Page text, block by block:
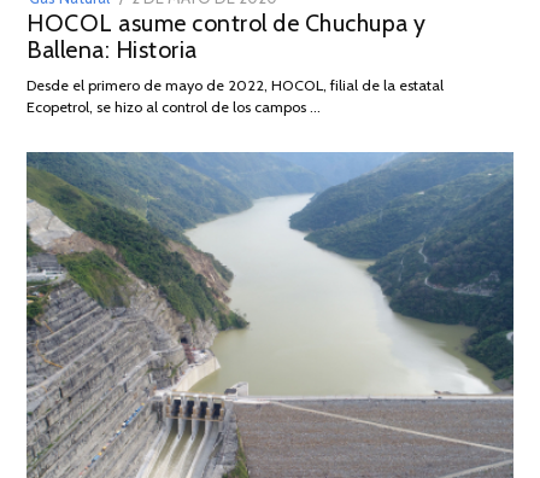
ON
DE
2026
HOCOL asume control de Chuchupa y
Ballena: Historia
Desde el primero de mayo de 2022, HOCOL, filial de la estatal
Ecopetrol, se hizo al control de los campos …